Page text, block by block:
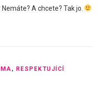
A chcete? Tak jo.
, RESPEKTUJÍCÍ